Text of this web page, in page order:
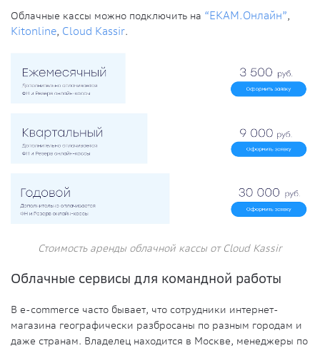
Облачные кассы можно подключить на “ЕКАМ.Онлайн”,
Kitonline, Cloud Kassir.
Стоимость аренды облачной кассы от Cloud Kassir
Облачные сервисы для командной работы
В e-commerce часто бывает, что сотрудники интернет-
магазина географически разбросаны по разным городам и
даже странам. Владелец находится в Москве, менеджеры по